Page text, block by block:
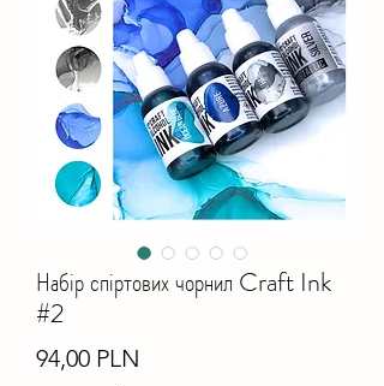
Набір спіртових чорнил Craft Ink
#2
94,00 PLN